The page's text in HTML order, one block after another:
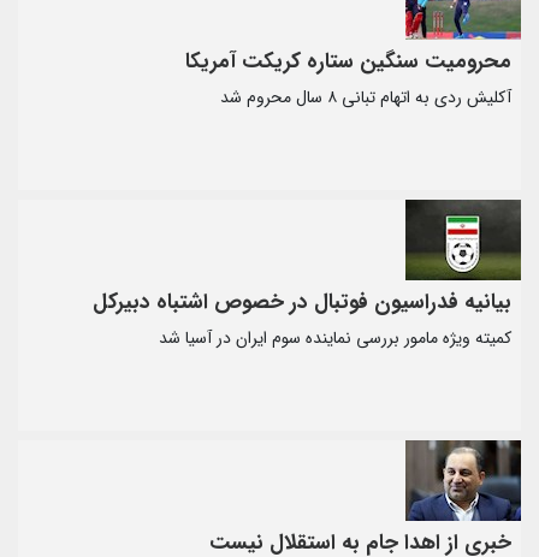
محرومیت سنگین ستاره کریکت آمریکا
آکلیش ردی به اتهام تبانی ۸ سال محروم شد
بیانیه فدراسیون فوتبال در خصوص اشتباه دبیرکل
کمیته ویژه مامور بررسی نماینده سوم ایران در آسیا شد
خبری از اهدا جام به استقلال نیست